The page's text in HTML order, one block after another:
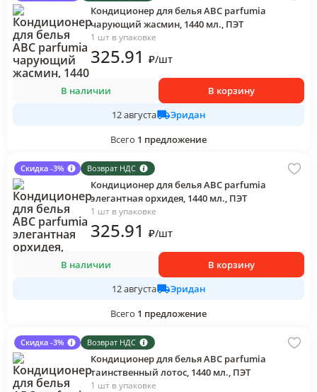
Кондиционер для белья АВС parfumia
чарующий жасмин, 1440 мл., ПЭТ
1 шт в упаковке
325.91 ₽/шт
В наличии
В корзину
12 августа
Эридан
Всего 1 предложение
Скидка -3% Возврат НДС
Кондиционер для белья АВС parfumia
элегантная орхидея, 1440 мл., ПЭТ
1 шт в упаковке
325.91 ₽/шт
В наличии
В корзину
12 августа
Эридан
Всего 1 предложение
Скидка -3% Возврат НДС
Кондиционер для белья АВС parfumia
таинственный лотос, 1440 мл., ПЭТ
1 шт в упаковке